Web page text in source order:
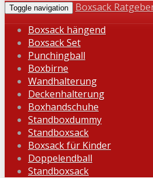
Toggle navigation
Boxsack
Boxsack hängend
Boxsack Set
Punchingball
Boxbirne
Wandhalterung
Deckenhalterung
Boxhandschuhe
Standboxdummy
Standboxsack
Boxsack für Kinder
Doppelendball
Standboxsack